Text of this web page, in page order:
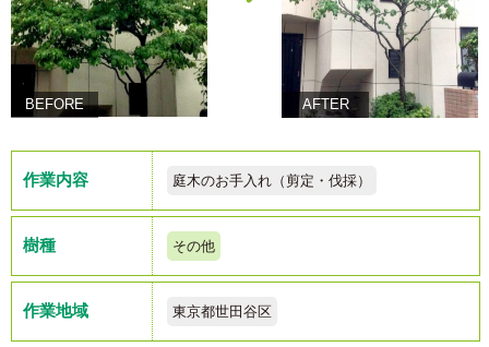
BEFORE AFTER
作業内容 庭木のお手入れ（剪定・伐採）
樹種 その他
作業地域 東京都世田谷区